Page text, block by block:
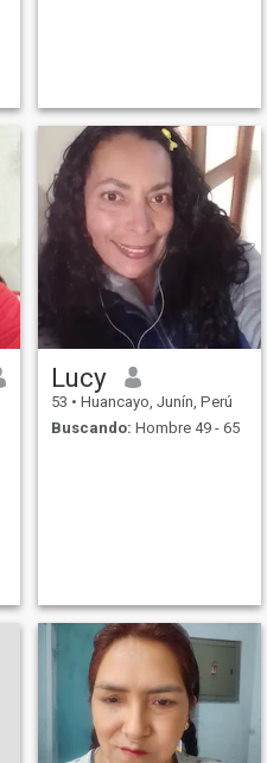
Lucy
53 • Huancayo, Junín, Perú
Buscando: Hombre 49 - 65